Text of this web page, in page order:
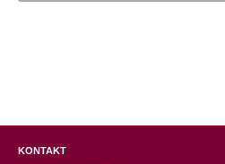
KONTAKT